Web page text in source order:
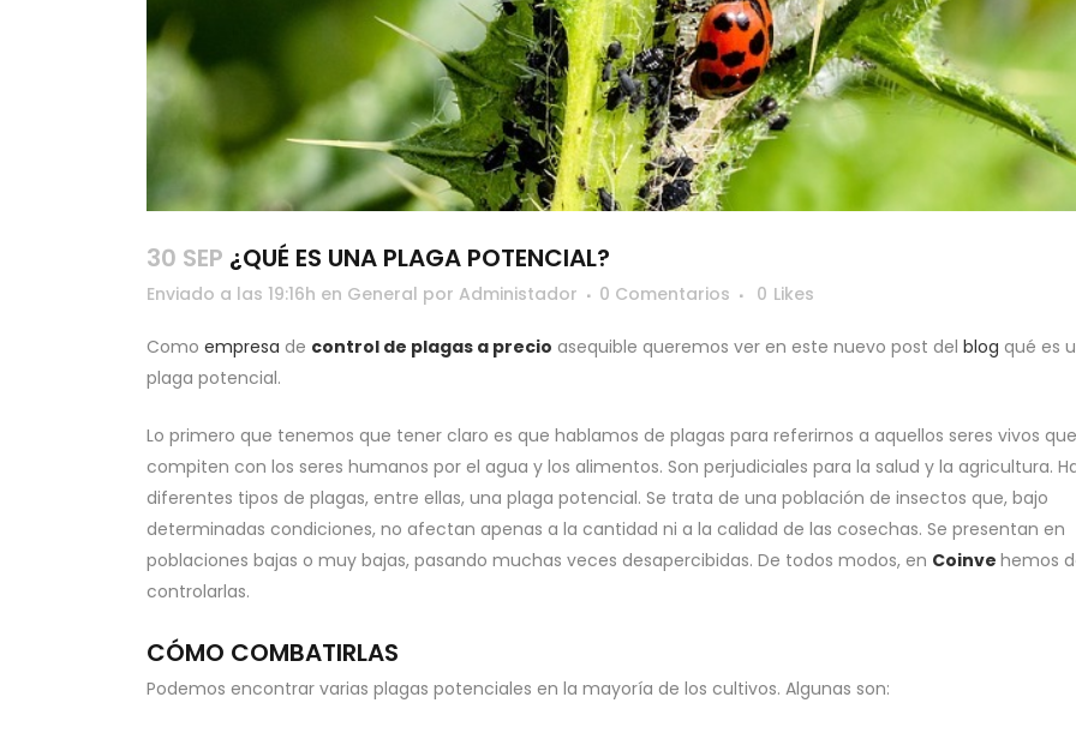
30 SEP ¿QUÉ ES UNA PLAGA POTENCIAL?
Enviado a las 19:16h en General por Administador 0 Comentarios 0 Likes
Como empresa de control de plagas a precio asequible queremos ver en este nuevo post del blog qué es
plaga potencial.
Lo primero que tenemos que tener claro es que hablamos de plagas para referirnos a aquellos seres vivos que
compiten con los seres humanos por el agua y los alimentos. Son perjudiciales para la salud y la agricultura.
diferentes tipos de plagas, entre ellas, una plaga potencial. Se trata de una población de insectos que, bajo
determinadas condiciones, no afectan apenas a la cantidad ni a la calidad de las cosechas. Se presentan en
poblaciones bajas o muy bajas, pasando muchas veces desapercibidas. De todos modos, en Coinve hemos
controlarlas.
CÓMO COMBATIRLAS
Podemos encontrar varias plagas potenciales en la mayoría de los cultivos. Algunas son: